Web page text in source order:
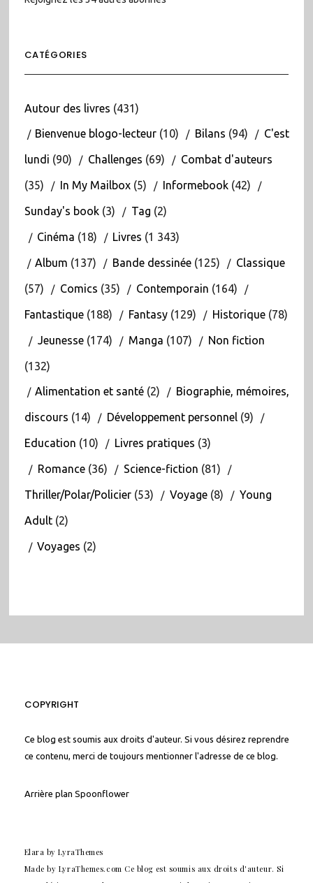
CATÉGORIES
Autour des livres (431)
Bienvenue blogo-lecteur(10) Bilans (94) C'est
lundi (90) Challenges (69) Combat d'auteurs
(35) In My Mailbox(5) Informebook(42)
Sunday's book(3) Tag (2)
Cinéma (18) Livres (1 343)
Album (137) Bande dessinée(125) Classique
(57) Comics (35) Contemporain (164)
Fantastique(188) Fantasy(129) Historique(78)
Jeunesse(174) Manga (107) Non fiction
(132)
Alimentation et santé(2) Biographie, mémoires,
discours (14) Développement personnel(9)
Education (10) Livres pratiques (3)
Romance(36) Science-fiction (81)
Thriller/Polar/Policier(53) Voyage(8) Young
Adult(2)
Voyages (2)
COPYRIGHT
Ce blog est soumis aux droits d'auteur. Si vous désirez reprendre
ce contenu, merci de toujours mentionner l'adresse de ce blog.
Arrière plan Spoonflower
Elara by LyraThemes
Made by LyraThemes.com Ce blog est soumis aux droits d'auteur. Si